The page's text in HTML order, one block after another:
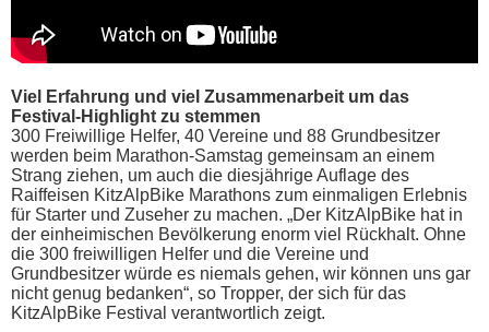
Viel Erfahrung und viel Zusammenarbeit um das
Festival-Highlight zu stemmen
300 Freiwillige Helfer, 40 Vereine und 88 Grundbesitzer
werden beim Marathon-Samstag gemeinsam an einem
Strang ziehen, um auch die diesjährige Auflage des
Raiffeisen KitzAlpBike Marathons zum einmaligen Erlebnis
für Starter und Zuseher zu machen. „Der KitzAlpBike hat in
der einheimischen Bevölkerung enorm viel Rückhalt. Ohne
die 300 freiwilligen Helfer und die Vereine und
Grundbesitzer würde es niemals gehen, wir können uns gar
nicht genug bedanken“, so Tropper, der sich für das
KitzAlpBike Festival verantwortlich zeigt.